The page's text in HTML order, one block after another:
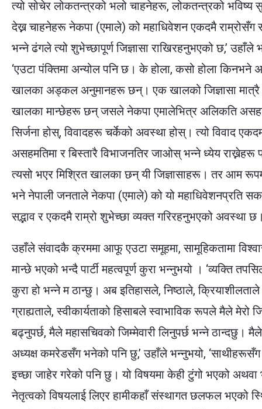
त्यो सोचेर लोकतन्त्रको भलो चाहनेहरू, लोकतन्त्रको भविष्य
देख्न चाहनेहरू नेकपा (एमाले) को महाधिवेशन एकदमै राम्रोसँग
भन्ने ढंगले त्यो शुभेच्छापूर्ण जिज्ञासा राखिरहनुभएको छ,’ उहाँले
‘एउटा पंक्तिमा अन्योल पनि छ। के होला, कसो होला किनभने
खालका अड्कल अनुमानहरू छन्। एक खालको जिज्ञासा
खालका मान्छेहरू छन् जसले नेकपा एमालेभित्र अलिकति
सिर्जना होस्, विवादहरू चर्केको अवस्था होस्। त्यो विवाद
असहमतिमा र बिस्तारै विभाजनतिर जाओस् भन्ने ध्येय राख्नेहरू
त्यसो भएर मिश्रित खालका छन् यी जिज्ञासाहरू। तर आम
भने नेपाली जनताले नेकपा (एमाले) को यो महाधिवेशनप्रति
सद्भाव र एकदमै राम्रो शुभेच्छा व्यक्त गरिरहनुभएको अवस्था
उहाँले संवादकै क्रममा आफू एउटा समूहमा, सामूहिकतामा
मान्छे भएको भन्दै पार्टी महत्वपूर्ण कुरा भन्नुभयो । ‘व्यक्ति
कुरा हो भन्ने म ठान्छु। अब इतिहासले, निष्ठाले,
ग्राह्यताले, स्वीकार्यताको हिसाबले स्वाभाविक रूपले मैले मेरो
बढ्नुपर्छ, मैले महासचिवको जिम्मेवारी लिनुपर्छ भन्ने ठान्दछु।
अध्यक्ष कमरेडसँग भनेको पनि छु,’ उहाँले भन्नुभयो, ‘साथीहरूसँग
इच्छा जाहेर गरेको पनि छु। यो विषयमा केही टुंगो भएको अथवा
नेतृत्वको विषयलाई लिएर हामीकहाँ संस्थागत छलफल भएको